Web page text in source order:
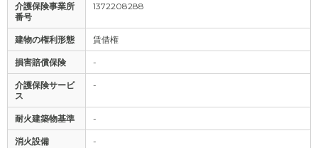
介護保険事業所
番号
1372208288
建物の権利形態 賃借権
損害賠償保険 -
介護保険サービ
ス
-
耐火建築物基準 -
消火設備 -